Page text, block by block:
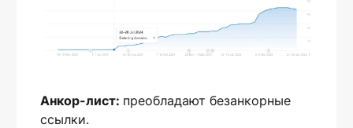
Анкор-лист: преобладают безанкорные
ссылки.